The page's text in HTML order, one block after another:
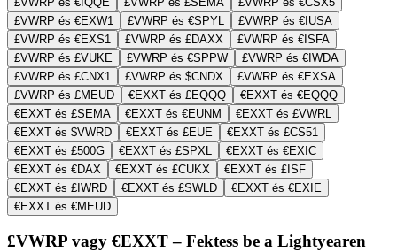
£VWRP és €EXW1
£VWRP és €SPYL
£VWRP és €IUSA
£VWRP és €EXS1
£VWRP és £DAXX
£VWRP és €ISFA
£VWRP és £VUKE
£VWRP és €SPPW
£VWRP és €IWDA
£VWRP és £CNX1
£VWRP és $CNDX
£VWRP és €EXSA
£VWRP és £MEUD
€EXXT és £EQQQ
€EXXT és €EQQQ
€EXXT és £SEMA
€EXXT és €EUNM
€EXXT és £VWRL
€EXXT és $VWRD
€EXXT és £EUE
€EXXT és £CS51
€EXXT és £500G
€EXXT és £SPXL
€EXXT és €EXIC
€EXXT és €DAX
€EXXT és £CUKX
€EXXT és £ISF
€EXXT és £IWRD
€EXXT és £SWLD
€EXXT és €EXIE
€EXXT és €MEUD
£VWRP vagy €EXXT – Fektess be a Lightyearen